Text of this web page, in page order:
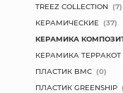
TREEZ COLLECTION (7)
КЕРАМИЧЕСКИЕ (37)
КЕРАМИКА
КЕРАМИКА ТЕРРАКОТ
ПЛАСТИК BMC (0)
ПЛАСТИК GREENSHIP